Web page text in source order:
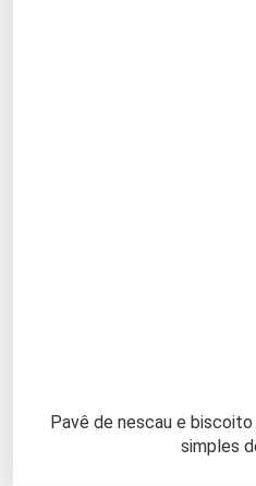
Pavê de nescau e
simples